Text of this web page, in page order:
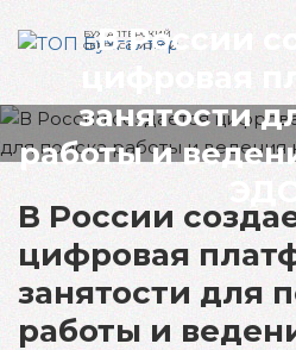
БУХГАЛТЕРСКИЙ
СЕРВИС И УСЛУГИ
В России
цифровая
занятости
работы и
ЭДО
В России
цифровая
занятости для
работы и